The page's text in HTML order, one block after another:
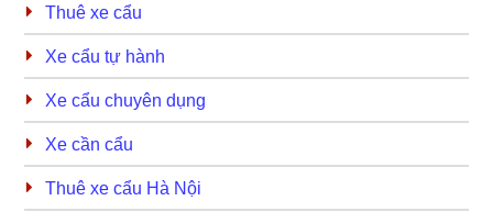
Thuê xe cẩu
Xe cẩu tự hành
Xe cẩu chuyên dụng
Xe cần cẩu
Thuê xe cẩu Hà Nội